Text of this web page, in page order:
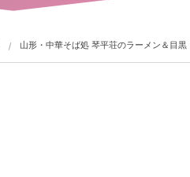
山形・中華そば処 琴平荘のラーメン＆目